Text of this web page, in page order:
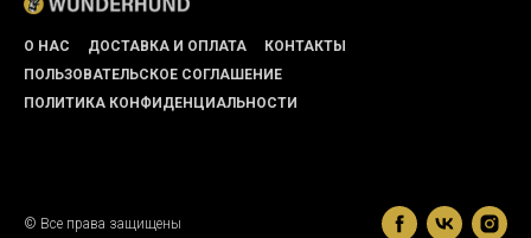
О НАС ДОСТАВКА И ОПЛАТА
КОНТАКТЫ
ПОЛЬЗОВАТЕЛЬСКОЕ СОГЛАШЕНИЕ
ПОЛИТИКА КОНФИДЕНЦИАЛЬНОСТИ
© Все права защищены